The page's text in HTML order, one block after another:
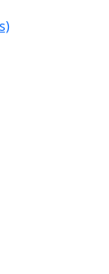
Concert dels